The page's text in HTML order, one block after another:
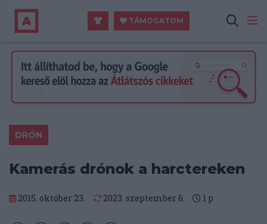
TÁMOGATOM
DRÓN
Kamerás drónok a harctereken
2015. október 23. 2023. szeptember 6. 1 p